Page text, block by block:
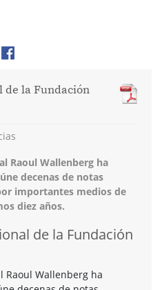
de la Fundación
Raoul Wallenberg ha
decenas de notas
importantes medios de
diez años.
de la Fundación
Raoul Wallenberg ha